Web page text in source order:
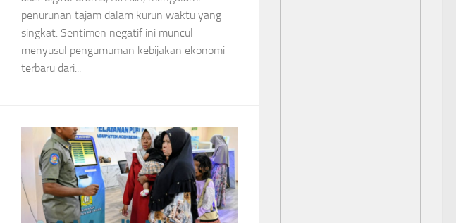
penurunan tajam dalam kurun waktu yang
singkat. Sentimen negatif ini muncul
menyusul pengumuman kebijakan ekonomi
terbaru dari...